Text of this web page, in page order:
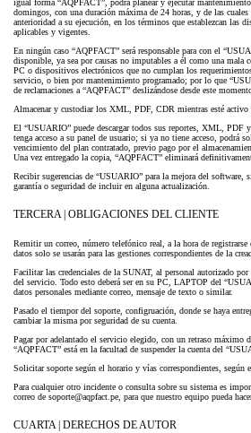
igual forma “AQPFACT”, podrá planear y ejecutar
domingos, con una duración máxima de 24 horas, y de las
anterioridad a su ejecución, en los términos que establezcan las
aplicables y vigentes.
En ningún caso “AQPFACT” será responsable para con el
disponible, ya sea por causas no imputables a él como una mala
PC o dispositivos electrónicos que no cumplan los
servicio, o bien por mantenimiento programado; por lo que
de reclamaciones a “AQPFACT” deslizándose desde este
Almacenar y custodiar los XML, PDF, CDR mientras esté activo
El “USUARIO” puede descargar todos sus reportes, XML, PDF
tenga acceso a su panel de usuario; si ya no tiene acceso, podrá
vencimiento del plan contratado, previo pago por el
Una vez entregado la copia, “AQPFACT” eliminará
Recibir sugerencias de “USUARIO” para la mejora del software,
garantía o seguridad de incluir en alguna actualización.
TERCERA | OBLIGACIONES DEL CLIENTE
Remitir un correo, número telefónico real, a la hora de registrarse
datos solo se usarán para las gestiones correspondientes de la
Facilitar las credenciales de la SUNAT, al personal autorizado
del servicio. Todo esto deberá ser en su PC, LAPTOP del
datos personales mediante correo, mensaje de texto o similar.
Pasado el tiempor del soporte, configruación, donde se haya
cambiar la misma por seguridad de su cuenta.
Pagar por adelantado el servicio elegido, con un retraso máximo
“AQPFACT” está en la facultad de suspender la cuenta del
Solicitar soporte según el horario y vías correspondientes, según
Para cualquier otro incidente o consulta sobre su sistema es
correo de soporte@aqpfact.pe, para que nuestro equipo pueda
CUARTA | DERECHOS DE AUTOR